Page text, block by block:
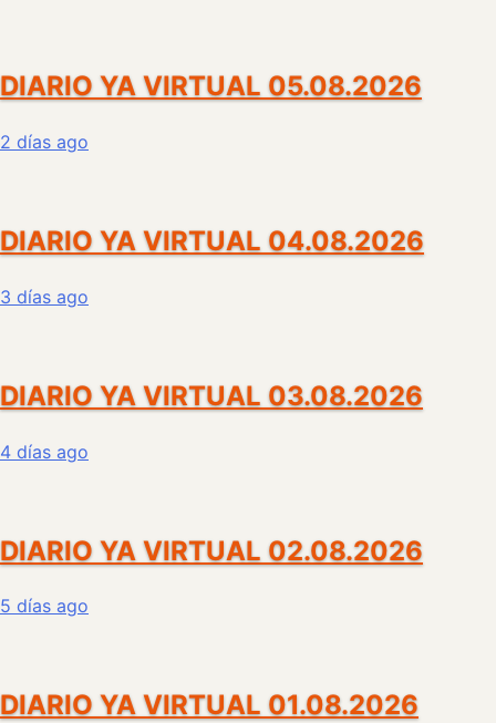
DIARIO YA VIRTUAL 05.08.2026
2 días ago
DIARIO YA VIRTUAL 04.08.2026
3 días ago
DIARIO YA VIRTUAL 03.08.2026
4 días ago
DIARIO YA VIRTUAL 02.08.2026
5 días ago
DIARIO YA VIRTUAL 01.08.2026